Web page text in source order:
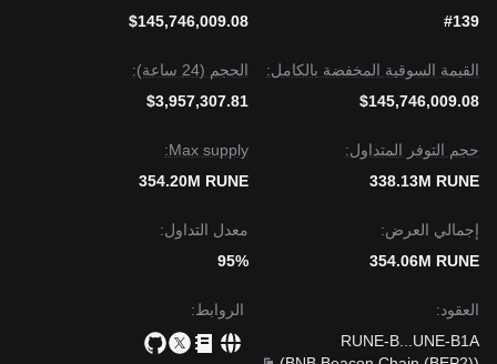
#139
$145,746,009.08
القيمة السوقية المخفضة بالكامل:
$145,746,009.08
الحجم (24 ساعة):
$3,957,307.81
حجم التوفر المتداول:
338.13M RUNE
Max supply:
354.20M RUNE
إجمالي العرض:
354.06M RUNE
معدل التداول:
95%
العقود:
RUNE-B
UNE-B1A
الروابط: